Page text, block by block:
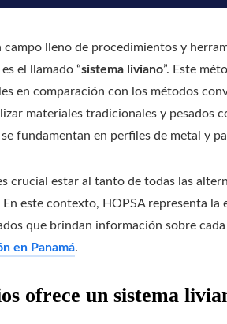
campo lleno de procedimientos y
el llamado “sistema liviano”. Este
en comparación con los métodos
materiales tradicionales y pesados
fundamentan en perfiles de metal y
crucial estar al tanto de todas las
En este contexto, HOPSA representa
que brindan información sobre
en Panamá.
ofrece un sistema